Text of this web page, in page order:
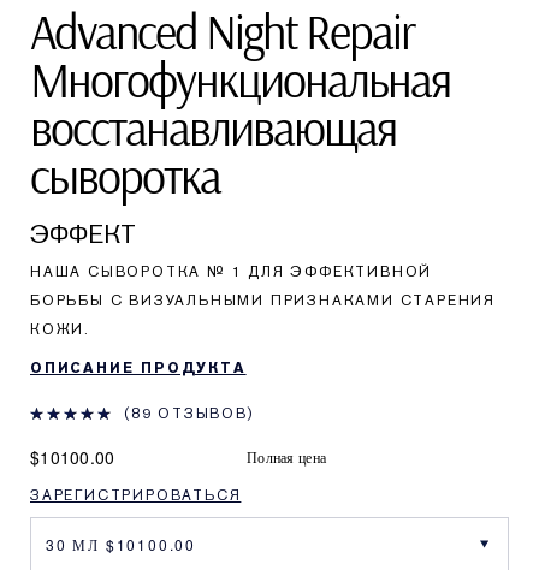
Advanced Night Repair
Многофункциональная
восстанавливающая
сыворотка
ЭФФЕКТ
НАША СЫВОРОТКА № 1 ДЛЯ ЭФФЕКТИВНОЙ
БОРЬБЫ С ВИЗУАЛЬНЫМИ ПРИЗНАКАМИ СТАРЕНИЯ
КОЖИ.
ОПИСАНИЕ ПРОДУКТА
89 ОТЗЫВОВ
$10100.00 Полная цена
ЗАРЕГИСТРИРОВАТЬСЯ